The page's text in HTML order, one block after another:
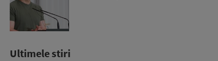
Ultimele stiri